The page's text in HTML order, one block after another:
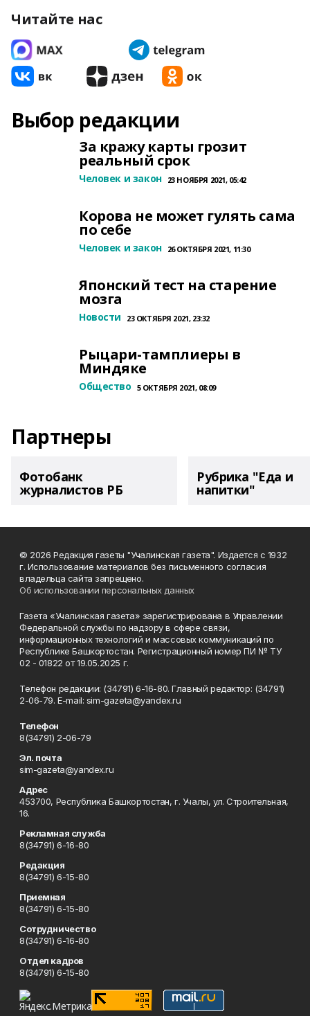
Читайте нас
Выбор редакции
За кражу карты грозит
реальный срок
Человек и закон 23 НОЯБРЯ 2021, 05:42
Корова не может гулять сама
по себе
Человек и закон 26 ОКТЯБРЯ 2021, 11:30
Японский тест на старение
мозга
Новости 23 ОКТЯБРЯ 2021, 23:32
Рыцари-тамплиеры в
Миндяке
Общество 5 ОКТЯБРЯ 2021, 08:09
Партнеры
Фотобанк
журналистов РБ
Рубрика "Еда и
напитки"
© 2026 Редакция газеты "Учалинская газета". Издается с 1932
г. Использование материалов без письменного согласия
владельца сайта запрещено.
Об использовании персональных данных
Газета «Учалинская газета» зарегистрирована в Управлении
Федеральной службы по надзору в сфере связи,
информационных технологий и массовых коммуникаций по
Республике Башкортостан. Регистрационный номер ПИ № ТУ
02 - 01822 от 19.05.2025 г.
Телефон редакции: (34791) 6-16-80. Главный редактор: (34791)
2-06-79. Е-mаil: sim-gazeta@yandex.ru
Телефон
8(34791) 2-06-79
Эл. почта
sim-gazeta@yandex.ru
Адрес
453700, Республика Башкортостан, г. Учалы, ул. Строительная,
16.
Рекламная служба
8(34791) 6-16-80
Редакция
8(34791) 6-15-80
Приемная
8(34791) 6-15-80
Сотрудничество
8(34791) 6-16-80
Отдел кадров
8(34791) 6-15-80